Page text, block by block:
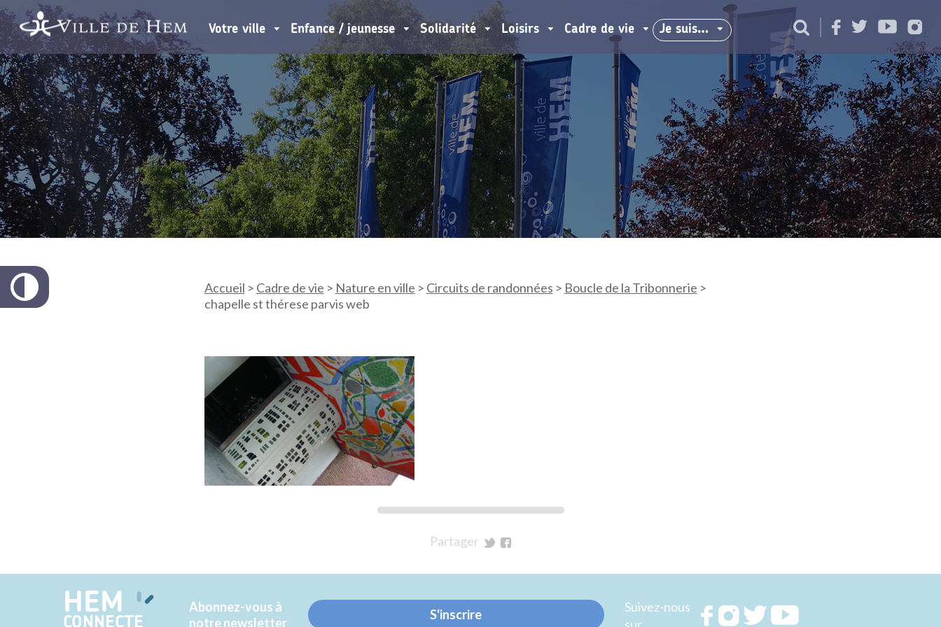
Votre ville Enfance / jeunesse Solidarité Loisirs Cadre de vie Je suis…
Accueil > Cadre de vie > Nature en ville > Circuits de randonnées > Boucle de la Tribonnerie >
chapelle st thérese parvis web
Partager
Twitter
Facebook
HEM
CONNECTE
Abonnez-vous à
notre newsletter
S'inscrire
Suivez-nous
RejoignezRejoignezRejoignez